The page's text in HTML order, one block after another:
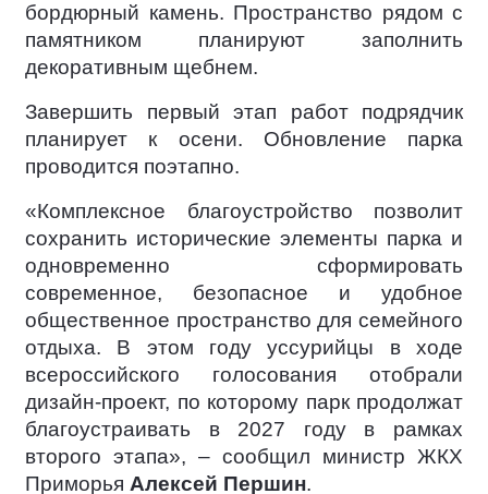
бордюрный камень. Пространство рядом с
памятником планируют заполнить
декоративным щебнем.
Завершить первый этап работ подрядчик
планирует к осени. Обновление парка
проводится поэтапно.
«Комплексное благоустройство позволит
сохранить исторические элементы парка и
одновременно сформировать
современное, безопасное и удобное
общественное пространство для семейного
отдыха. В этом году уссурийцы в ходе
всероссийского голосования отобрали
дизайн-проект, по которому парк продолжат
благоустраивать в 2027 году в рамках
второго этапа», – сообщил министр ЖКХ
Приморья Алексей Першин.